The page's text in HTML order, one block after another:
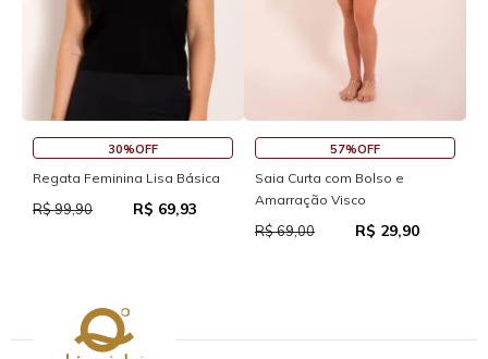
30%OFF
Regata Feminina Lisa Básica
R$ 99,90 R$ 69,93
57%OFF
Saia Curta com Bolso e
Amarração Visco
R$ 69,00 R$ 29,90